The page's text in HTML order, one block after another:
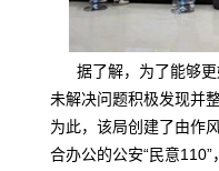
据了解，为了能够更
未解决问题积极发现并
为此，该局创建了由作
合办公的公安“民意110”